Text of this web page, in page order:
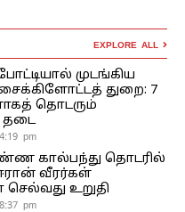
EXPLORE ALL
முடங்கிய
துறை: 7
தொடரும்
தடை
pm
கால்பந்து தொடரில்
வீரர்கள்
செல்வது உறுதி
pm